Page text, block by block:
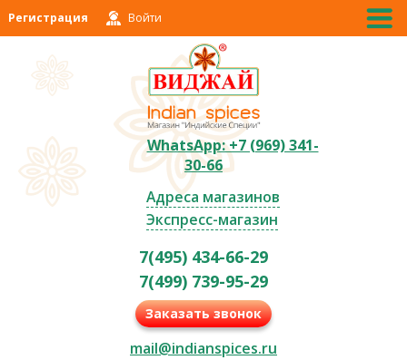
Регистрация Войти
WhatsApp: +7 (969) 341-
30-66
Адреса магазинов
Экспресс-магазин
7(495) 434-66-29
7(499) 739-95-29
Заказать звонок
mail@indianspices.ru